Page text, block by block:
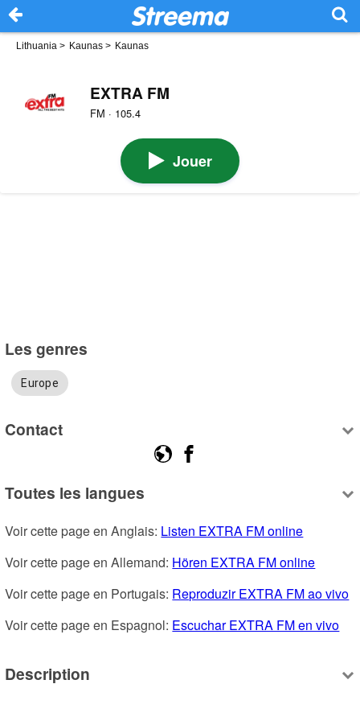
Lithuania > Kaunas > Kaunas
EXTRA FM
FM · 105.4
Jouer
Les genres
Europe
Contact
Toutes les langues
Voir cette page en Anglais: Listen EXTRA FM online
Voir cette page en Allemand: Hören EXTRA FM online
Voir cette page en Portugais: Reproduzir EXTRA FM ao vivo
Voir cette page en Espagnol: Escuchar EXTRA FM en vivo
Description